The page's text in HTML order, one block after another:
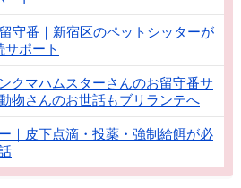
守番｜新宿区のペットシッターが
サポート
クマハムスターさんのお留守番サ
物さんのお世話もブリランテへ
｜皮下点滴・投薬・強制給餌が必